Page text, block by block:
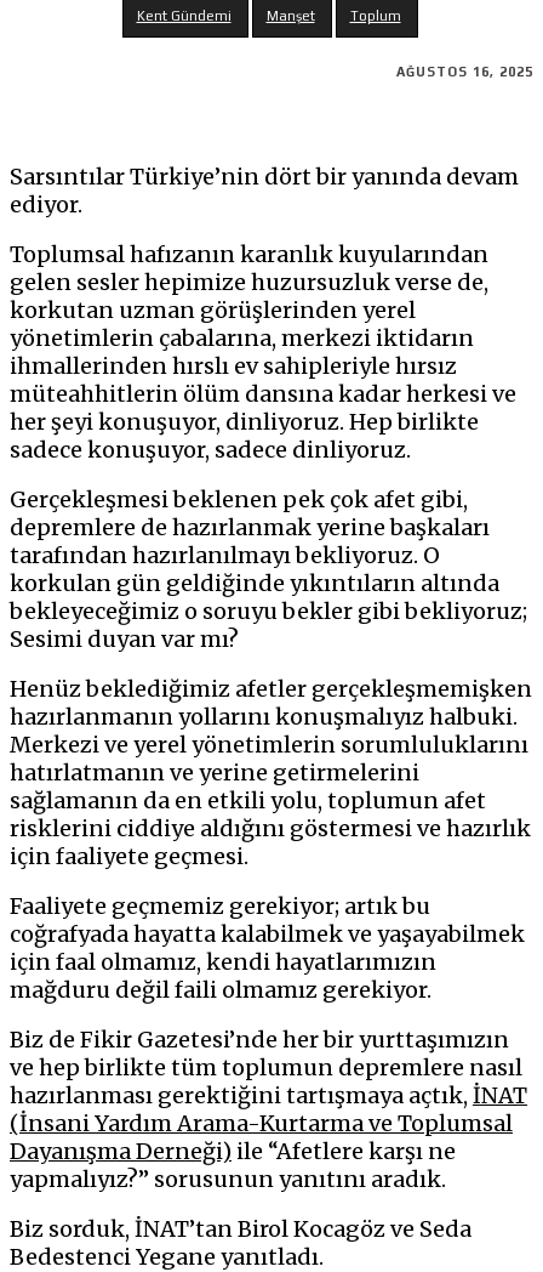
Kent Gündemi Manşet Toplum
AĞUSTOS 16, 2025
Sarsıntılar Türkiye’nin dört bir yanında devam
ediyor.
Toplumsal hafızanın karanlık kuyularından
gelen sesler hepimize huzursuzluk verse de,
korkutan uzman görüşlerinden yerel
yönetimlerin çabalarına, merkezi iktidarın
ihmallerinden hırslı ev sahipleriyle hırsız
müteahhitlerin ölüm dansına kadar herkesi ve
her şeyi konuşuyor, dinliyoruz. Hep birlikte
sadece konuşuyor, sadece dinliyoruz.
Gerçekleşmesi beklenen pek çok afet gibi,
depremlere de hazırlanmak yerine başkaları
tarafından hazırlanılmayı bekliyoruz. O
korkulan gün geldiğinde yıkıntıların altında
bekleyeceğimiz o soruyu bekler gibi bekliyoruz;
Sesimi duyan var mı?
Henüz beklediğimiz afetler gerçekleşmemişken
hazırlanmanın yollarını konuşmalıyız halbuki.
Merkezi ve yerel yönetimlerin sorumluluklarını
hatırlatmanın ve yerine getirmelerini
sağlamanın da en etkili yolu, toplumun afet
risklerini ciddiye aldığını göstermesi ve hazırlık
için faaliyete geçmesi.
Faaliyete geçmemiz gerekiyor; artık bu
coğrafyada hayatta kalabilmek ve yaşayabilmek
için faal olmamız, kendi hayatlarımızın
mağduru değil faili olmamız gerekiyor.
Biz de Fikir Gazetesi’nde her bir yurttaşımızın
ve hep birlikte tüm toplumun depremlere nasıl
hazırlanması gerektiğini tartışmaya açtık, İNAT
(İnsani Yardım Arama-Kurtarma ve Toplumsal
Dayanışma Derneği) ile “Afetlere karşı ne
yapmalıyız?” sorusunun yanıtını aradık.
Biz sorduk, İNAT’tan Birol Kocagöz ve Seda
Bedestenci Yegane yanıtladı.